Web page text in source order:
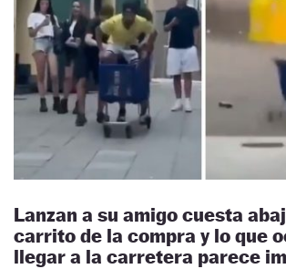
Lanzan a su amigo cuesta
carrito de la compra y lo que
llegar a la carretera parece